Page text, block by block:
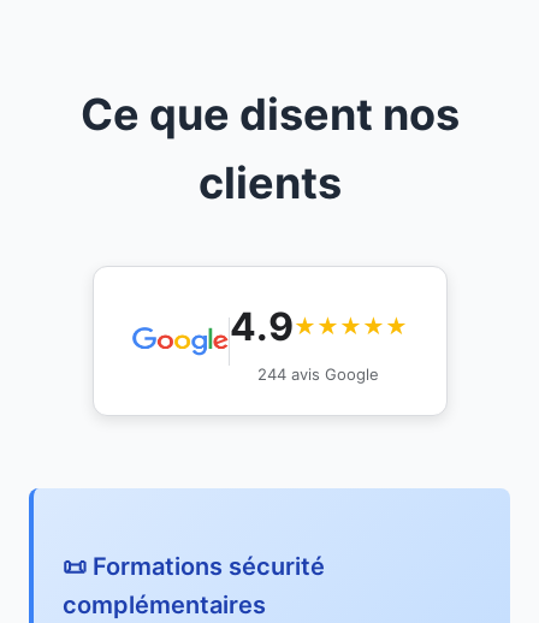
Ce que disent nos
clients
4.9★★★★★
244 avis Google
📜 Formations sécurité
complémentaires